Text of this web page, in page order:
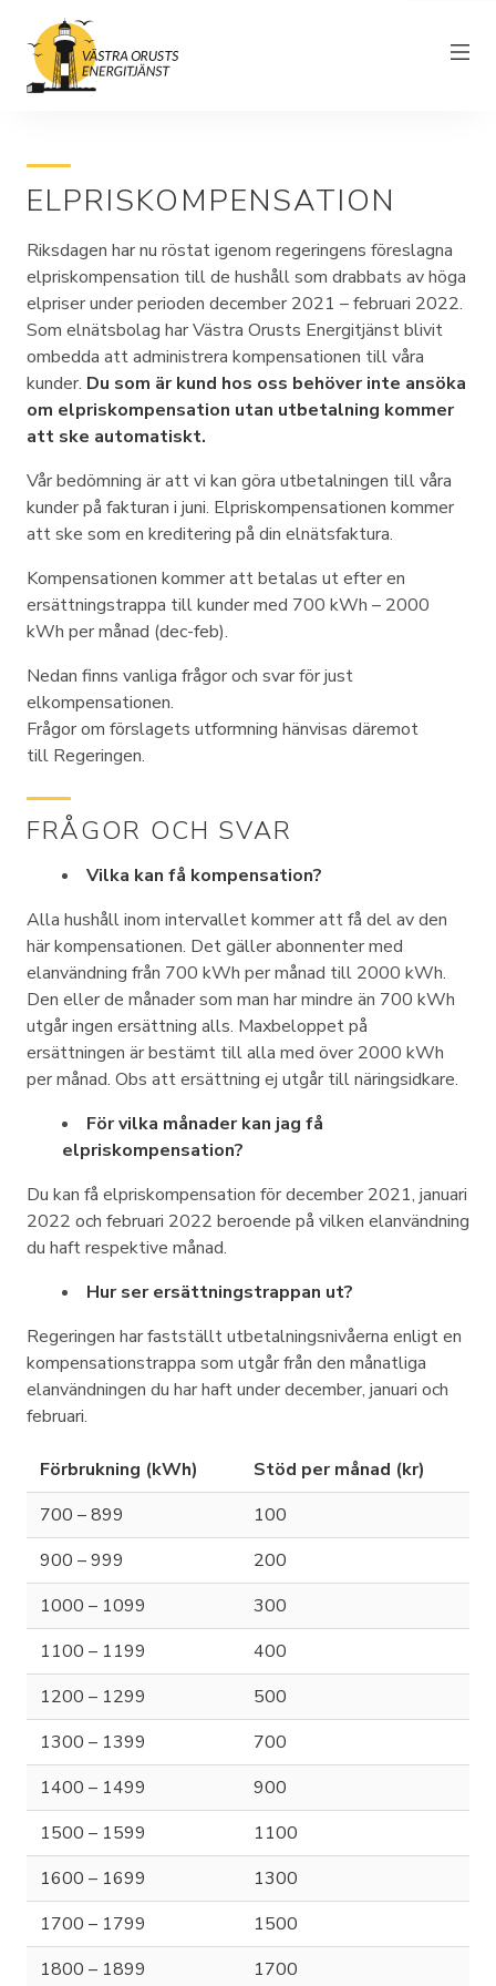
Om föreningen
Elnät
Driftinformation
Kundtjänst
Elhandel
Nyheter
ELPRISKOMPENSATION
Riksdagen har nu röstat igenom regeringens föreslagna
elpriskompensation till de hushåll som drabbats av höga
elpriser under perioden december 2021 – februari 2022.
Som elnätsbolag har Västra Orusts Energitjänst blivit
ombedda att administrera kompensationen till våra
kunder. Du som är kund hos oss behöver inte ansöka
om elpriskompensation utan utbetalning kommer
att ske automatiskt.
Vår bedömning är att vi kan göra utbetalningen till våra
kunder på fakturan i juni. Elpriskompensationen kommer
att ske som en kreditering på din elnätsfaktura.
Kompensationen kommer att betalas ut efter en
ersättningstrappa till kunder med 700 kWh – 2000
kWh per månad (dec-feb).
Nedan finns vanliga frågor och svar för just
elkompensationen.
Frågor om förslagets utformning hänvisas däremot
till Regeringen.
FRÅGOR OCH SVAR
Vilka kan få kompensation?
Alla hushåll inom intervallet kommer att få del av den
här kompensationen. Det gäller abonnenter med
elanvändning från 700 kWh per månad till 2000 kWh.
Den eller de månader som man har mindre än 700 kWh
utgår ingen ersättning alls. Maxbeloppet på
ersättningen är bestämt till alla med över 2000 kWh
per månad. Obs att ersättning ej utgår till näringsidkare.
För vilka månader kan jag få
elpriskompensation?
Du kan få elpriskompensation för december 2021, januari
2022 och februari 2022 beroende på vilken elanvändning
du haft respektive månad.
Hur ser ersättningstrappan ut?
Regeringen har fastställt utbetalningsnivåerna enligt en
kompensationstrappa som utgår från den månatliga
elanvändningen du har haft under december, januari och
februari.
Förbrukning (kWh)
Stöd per månad (kr)
700 – 899
100
900 – 999
200
1000 – 1099
300
1100 – 1199
400
1200 – 1299
500
1300 – 1399
700
1400 – 1499
900
1500 – 1599
1100
1600 – 1699
1300
1700 – 1799
1500
1800 – 1899
1700